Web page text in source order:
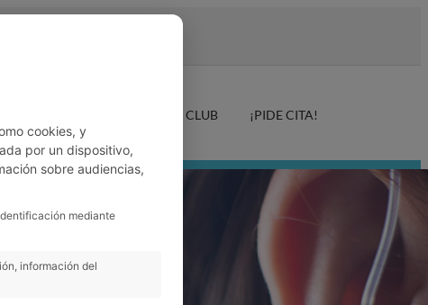
ANFER CLUB ¡PIDE CITA!
cookies, y
por un dispositivo,
sobre audiencias,
mediante
información del